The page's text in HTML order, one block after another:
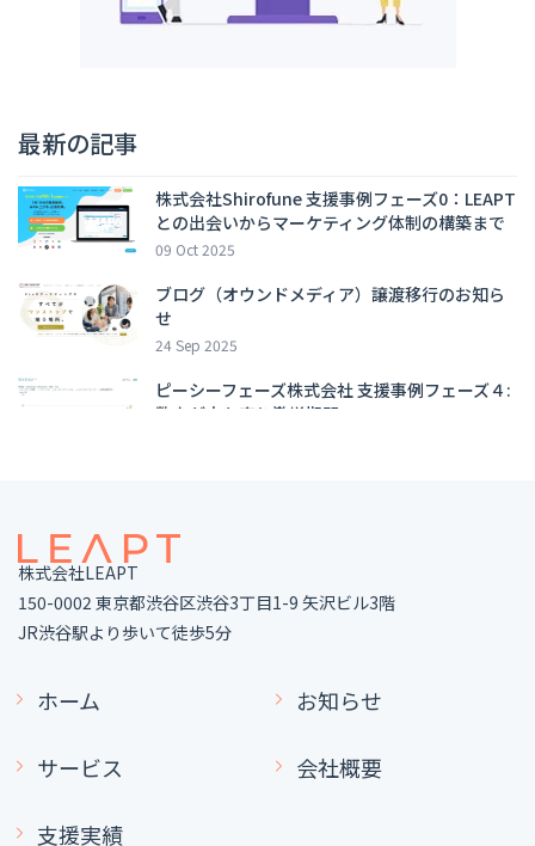
最新の記事
株式会社Shirofune 支援事例フェーズ0：LEAPT
との出会いからマーケティング体制の構築まで
09 Oct 2025
ブログ（オウンドメディア）譲渡移行のお知ら
せ
24 Sep 2025
ピーシーフェーズ株式会社 支援事例フェーズ４:
数字が立ち直り激増期間へ
11 Aug 2025
ワークや企業事例を解説
11 Aug 2025
人気の記事
株式会社Shirofune 支援事例フェーズ0：LEAPT
株式会社LEAPT
150-0002 東京都渋谷区渋谷3丁目1-9 矢沢ビル3階
JR渋谷駅より歩いて徒歩5分
ホーム
サービス
支援実績
お知らせ
会社概要